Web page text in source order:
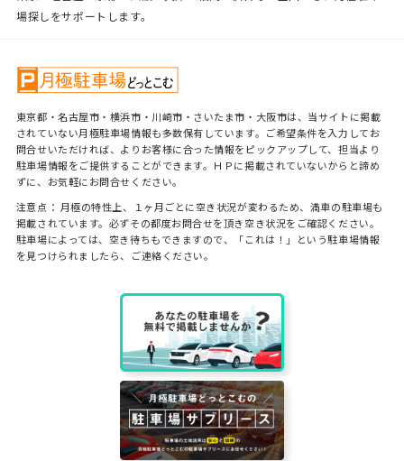
場探しをサポートします。
東京都・名古屋市・横浜市・川崎市・さいたま市・大阪市は、当サイトに掲載
されていない月極駐車場情報も多数保有しています。ご希望条件を入力してお
問合せいただければ、よりお客様に合った情報をピックアップして、担当より
駐車場情報をご提供することができます。ＨＰに掲載されていないからと諦め
ずに、お気軽にお問合せください。
注意点： 月極の特性上、１ヶ月ごとに空き状況が変わるため、満車の駐車場も
掲載されています。必ずその都度お問合せを頂き空き状況をご確認ください。
駐車場によっては、空き待ちもできますので、「これは！」という駐車場情報
を見つけられましたら、ご連絡ください。